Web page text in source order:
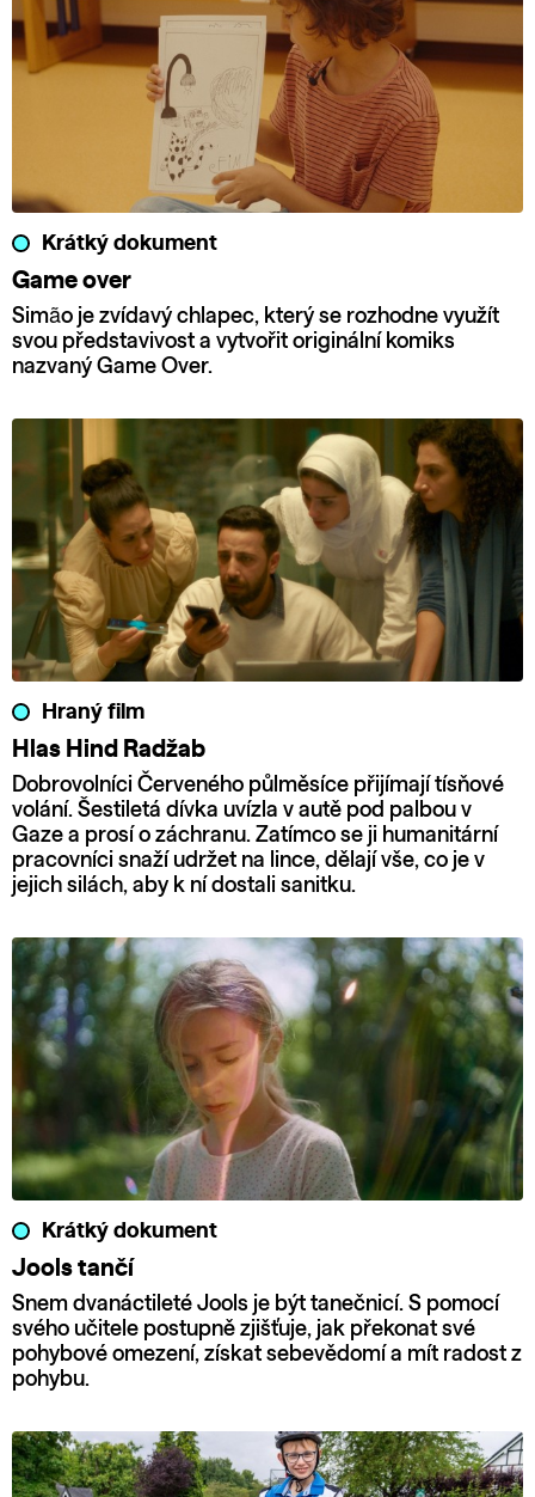
Krátký dokument
Game over
Simão je zvídavý chlapec, který se rozhodne využít
svou představivost a vytvořit originální komiks
nazvaný Game Over.
Hraný film
Hlas Hind Radžab
Dobrovolníci Červeného půlměsíce přijímají tísňové
volání. Šestiletá dívka uvízla v autě pod palbou v
Gaze a prosí o záchranu. Zatímco se ji humanitární
pracovníci snaží udržet na lince, dělají vše, co je v
jejich silách, aby k ní dostali sanitku.
Krátký dokument
Jools tančí
Snem dvanáctileté Jools je být tanečnicí. S pomocí
svého učitele postupně zjišťuje, jak překonat své
pohybové omezení, získat sebevědomí a mít radost z
pohybu.